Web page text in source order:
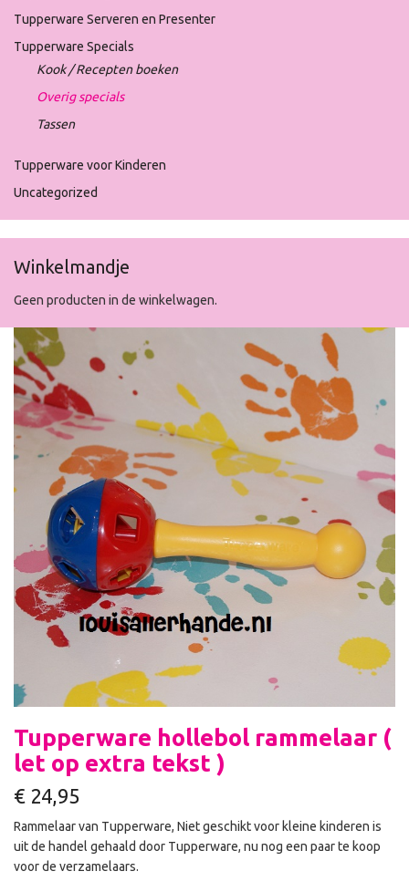
Tupperware Serveren en Presenter
Tupperware Specials
Kook / Recepten boeken
Overig specials
Tassen
Tupperware voor Kinderen
Uncategorized
Winkelmandje
Geen producten in de winkelwagen.
Tupperware hollebol rammelaar (
let op extra tekst )
€ 24,95
Rammelaar van Tupperware, Niet geschikt voor kleine kinderen is
uit de handel gehaald door Tupperware, nu nog een paar te koop
voor de verzamelaars.